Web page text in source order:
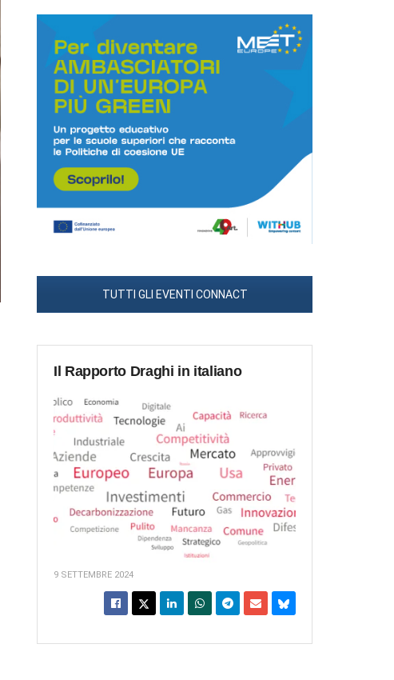
TUTTI GLI EVENTI CONNACT
Il Rapporto Draghi in italiano
9 SETTEMBRE 2024